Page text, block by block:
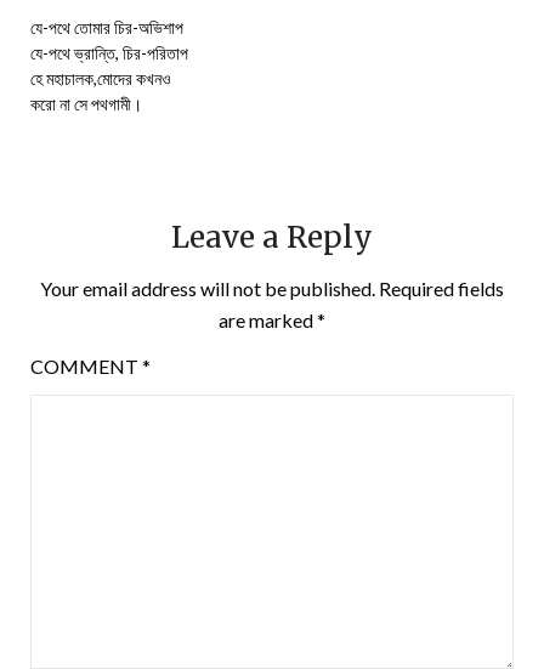
যে-পথে তোমার চির-অভিশাপ
যে-পথে ভ্রান্তি, চির-পরিতাপ
হে মহাচালক,মোদের কখনও
করো না সে পথগামী।
Leave a Reply
Your email address will not be published. Required fields
are marked*
COMMENT *